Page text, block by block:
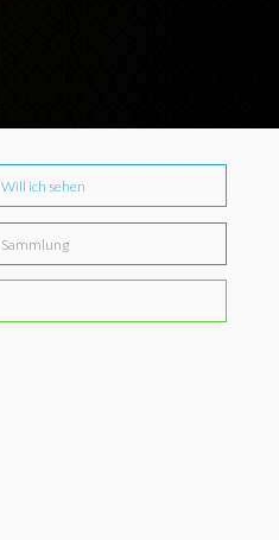
Will ich sehen
Sammlung